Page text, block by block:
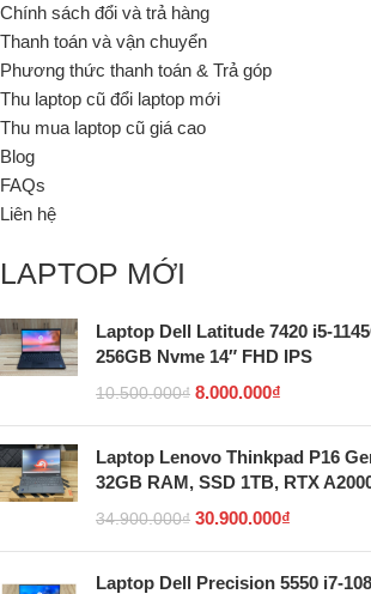
Chính sách đổi và trả hàng
Thanh toán và vận chuyển
Phương thức thanh toán & Trả góp
Thu laptop cũ đổi laptop mới
Thu mua laptop cũ giá cao
Blog
FAQs
Liên hệ
LAPTOP MỚI
Laptop Dell Latitude 7420 i5-
256GB Nvme 14″ FHD IPS
10.500.000₫ 8.000.000₫
Laptop Lenovo Thinkpad P16
32GB RAM, SSD 1TB, RTX
34.900.000₫ 30.900.000₫
Laptop Dell Precision 5550 i7-